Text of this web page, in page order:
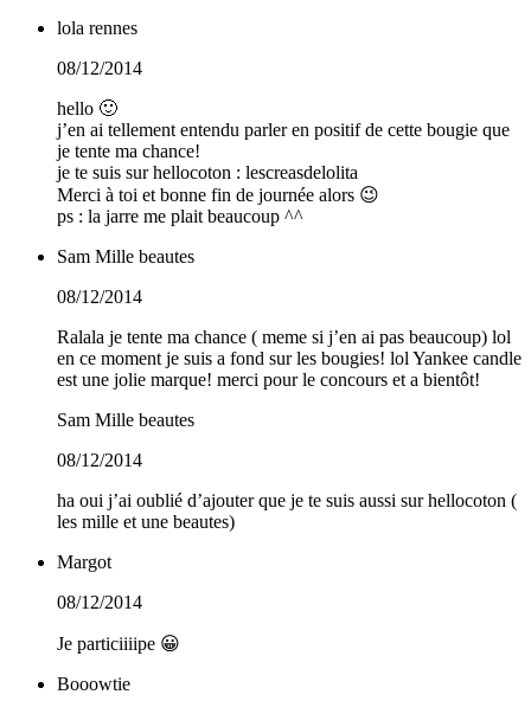
lola rennes
08/12/2014
hello 🙂
j’en ai tellement entendu parler en positif de cette bougie que
je tente ma chance!
je te suis sur hellocoton : lescreasdelolita
Merci à toi et bonne fin de journée alors 😉
ps : la jarre me plait beaucoup ^^
Sam Mille beautes
08/12/2014
Ralala je tente ma chance ( meme si j’en ai pas beaucoup) lol
en ce moment je suis a fond sur les bougies! lol Yankee candle
est une jolie marque! merci pour le concours et a bientôt!
Sam Mille beautes
08/12/2014
ha oui j’ai oublié d’ajouter que je te suis aussi sur hellocoton (
les mille et une beautes)
Margot
08/12/2014
Je particiiiipe 😀
Booowtie